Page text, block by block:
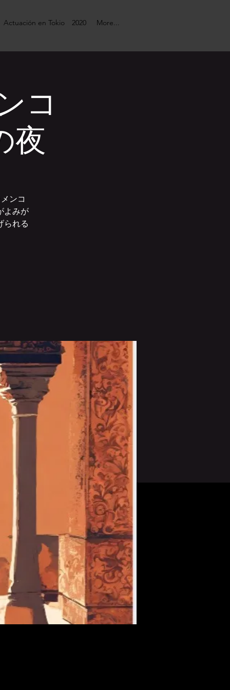
Actuación en Tokio 2020 More...
コ
夜
ンコ
よみが
られる